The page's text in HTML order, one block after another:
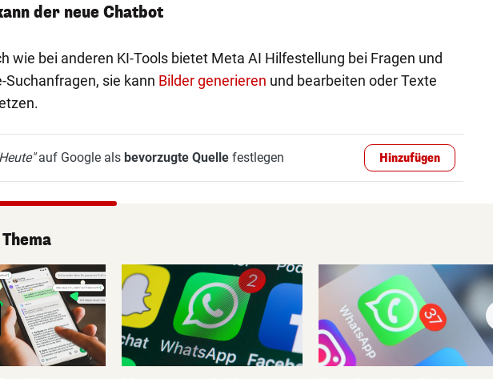
der neue Chatbot
wie bei anderen KI-Tools bietet Meta AI Hilfestellung bei Fragen und
Suchanfragen, sie kann Bilder generieren und bearbeiten oder Texte
auf Google als bevorzugte Quellefestlegen Hinzufügen